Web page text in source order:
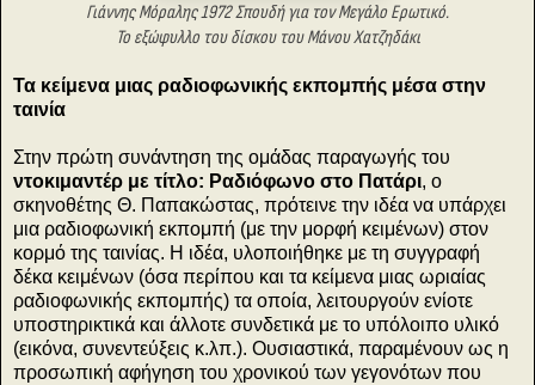
Γιάννης Μόραλης 1972 Σπουδή για τον Μεγάλο Ερωτικό.
Το εξώφυλλο του δίσκου του Μάνου Χατζηδάκι
Τα κείμενα μιας ραδιοφωνικής εκπομπής μέσα στην
ταινία
Στην πρώτη συνάντηση της ομάδας παραγωγής του
ντοκιμαντέρ με τίτλο: Ραδιόφωνο στο Πατάρι, ο
σκηνοθέτης Θ. Παπακώστας, πρότεινε την ιδέα να υπάρχει
μια ραδιοφωνική εκπομπή (με την μορφή κειμένων) στον
κορμό της ταινίας. Η ιδέα, υλοποιήθηκε με τη συγγραφή
δέκα κειμένων (όσα περίπου και τα κείμενα μιας ωριαίας
ραδιοφωνικής εκπομπής) τα οποία, λειτουργούν ενίοτε
υποστηρικτικά και άλλοτε συνδετικά με το υπόλοιπο υλικό
(εικόνα, συνεντεύξεις κ.λπ.). Ουσιαστικά, παραμένουν ως η
προσωπική αφήγηση του χρονικού των γεγονότων που